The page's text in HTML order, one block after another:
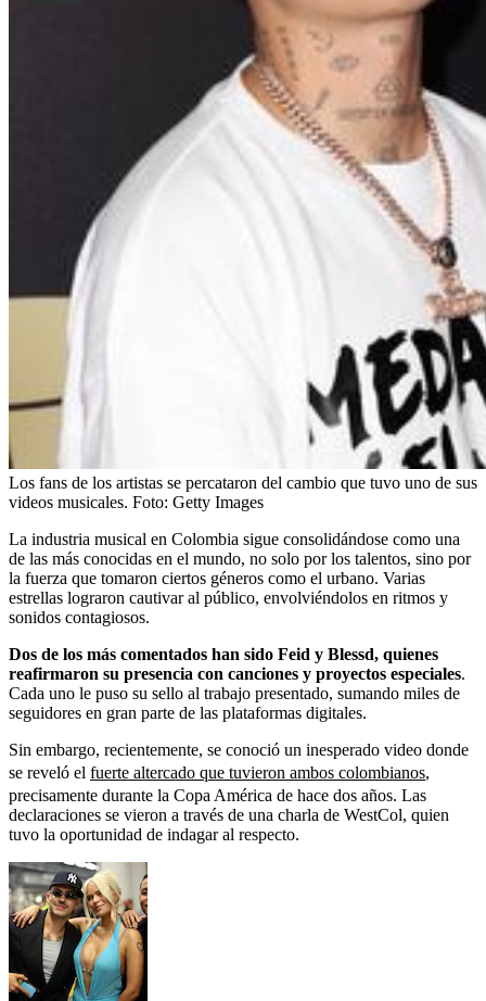
Los fans de los artistas se percataron del cambio que tuvo uno de sus
videos musicales. Foto: Getty Images
La industria musical en Colombia sigue consolidándose como una
de las más conocidas en el mundo, no solo por los talentos, sino por
la fuerza que tomaron ciertos géneros como el urbano. Varias
estrellas lograron cautivar al público, envolviéndolos en ritmos y
sonidos contagiosos.
Dos de los más comentados han sido Feid y Blessd, quienes
reafirmaron su presencia con canciones y proyectos especiales.
Cada uno le puso su sello al trabajo presentado, sumando miles de
seguidores en gran parte de las plataformas digitales.
Sin embargo, recientemente, se conoció un inesperado video donde
se reveló el fuerte altercado que tuvieron ambos colombianos,
precisamente durante la Copa América de hace dos años. Las
declaraciones se vieron a través de una charla de WestCol, quien
tuvo la oportunidad de indagar al respecto.